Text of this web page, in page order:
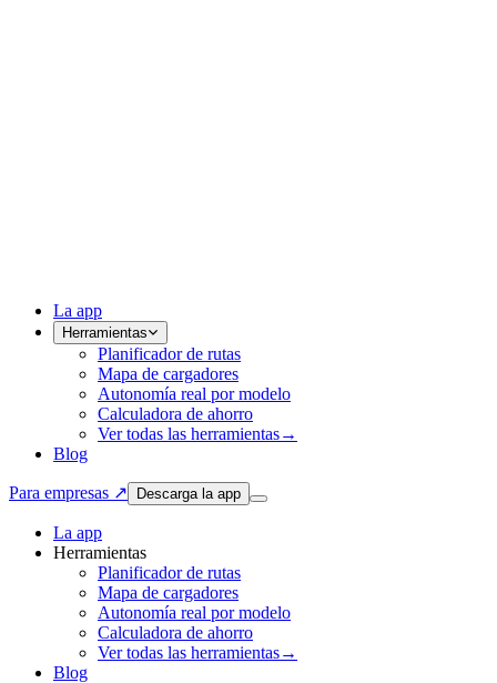
La app
Herramientas
Planificador de rutas
Mapa de cargadores
Autonomía real por modelo
Calculadora de ahorro
Ver todas las herramientas→
Blog
Para empresas ↗ Descarga la app
La app
Herramientas
Planificador de rutas
Mapa de cargadores
Autonomía real por modelo
Calculadora de ahorro
Ver todas las herramientas→
Blog